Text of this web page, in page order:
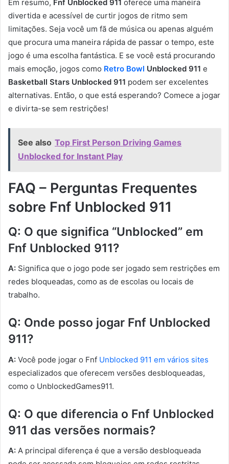
Em resumo, Fnf Unblocked 911 oferece uma maneira
divertida e acessível de curtir jogos de ritmo sem
limitações. Seja você um fã de música ou apenas alguém
que procura uma maneira rápida de passar o tempo, este
jogo é uma escolha fantástica. E se você está procurando
mais emoção, jogos como Retro Bowl Unblocked 911 e
Basketball Stars Unblocked 911 podem ser excelentes
alternativas. Então, o que está esperando? Comece a jogar
e divirta-se sem restrições!
See also Top First Person Driving Games
Unblocked for Instant Play
FAQ – Perguntas Frequentes
sobre Fnf Unblocked 911
Q: O que significa “Unblocked” em
Fnf Unblocked 911?
A: Significa que o jogo pode ser jogado sem restrições em
redes bloqueadas, como as de escolas ou locais de
trabalho.
Q: Onde posso jogar Fnf Unblocked
911?
A: Você pode jogar o Fnf Unblocked 911 em vários sites
especializados que oferecem versões desbloqueadas,
como o UnblockedGames911.
Q: O que diferencia o Fnf Unblocked
911 das versões normais?
A: A principal diferença é que a versão desbloqueada